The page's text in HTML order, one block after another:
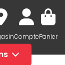
ComptePanier